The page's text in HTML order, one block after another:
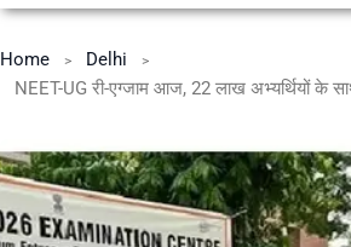
Home
Delhi